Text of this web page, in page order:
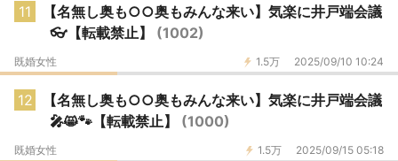
11
【名無し奥も○○奥もみんな来い】気楽に井戸端会議
👓【転載禁止】 (1002)
1.5万 2025/09/10 10:24
既婚女性
12
【名無し奥も○○奥もみんな来い】気楽に井戸端会議
🎤😸🐾【転載禁止】 (1000)
1.5万 2025/09/15 05:18
既婚女性